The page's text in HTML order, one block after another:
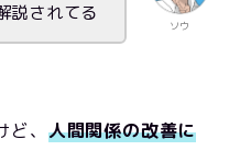
ソウ
説されてる
、 人間関係の改善に